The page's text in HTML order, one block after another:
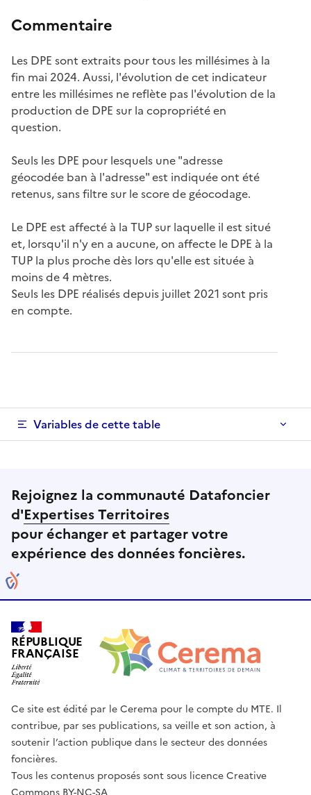
Commentaire
Les DPE sont extraits pour tous les millésimes à la
fin mai 2024. Aussi, l'évolution de cet indicateur
entre les millésimes ne reflète pas l'évolution de la
production de DPE sur la copropriété en
question.
Seuls les DPE pour lesquels une "adresse
géocodée ban à l'adresse" est indiquée ont été
retenus, sans filtre sur le score de géocodage.
Le DPE est affecté à la TUP sur laquelle il est situé
et, lorsqu'il n'y en a aucune, on affecte le DPE à la
TUP la plus proche dès lors qu'elle est située à
moins de 4 mètres.
Seuls les DPE réalisés depuis juillet 2021 sont pris
en compte.
Variables de cette table
Rejoignez la communauté Datafoncier
d'Expertises Territoires
pour échanger et partager votre
expérience des données foncières.
RÉPUBLIQUE
FRANÇAISE
Ce site est édité par le Cerema pour le compte du MTE. Il
contribue, par ses publications, sa veille et son action, à
soutenir l’action publique dans le secteur des données
foncières.
Tous les contenus proposés sont sous licence Creative